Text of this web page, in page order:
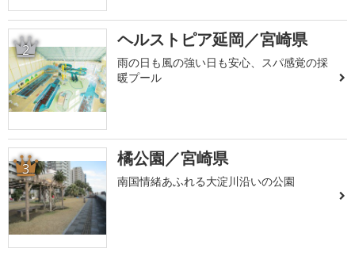
2 ヘルストピア延岡／宮崎県
雨の日も風の強い日も安心、スパ感覚の採
暖プール
3 橘公園／宮崎県
南国情緒あふれる大淀川沿いの公園